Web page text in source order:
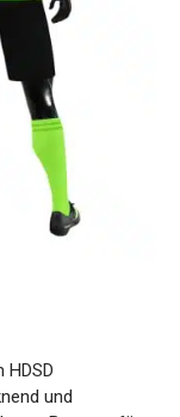
und
Bequem